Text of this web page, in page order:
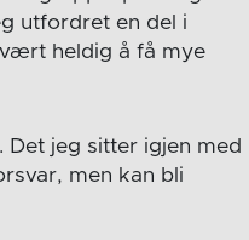
utfordret en del i
heldig å få mye
jeg sitter igjen med
men kan bli